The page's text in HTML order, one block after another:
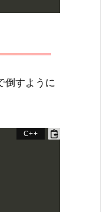
倒すように